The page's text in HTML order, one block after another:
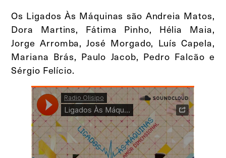
Os Ligados Às Máquinas são Andreia Matos,
Dora Martins, Fátima Pinho, Hélia Maia,
Jorge Arromba, José Morgado, Luís Capela,
Mariana Brás, Paulo Jacob, Pedro Falcão e
Sérgio Felício.